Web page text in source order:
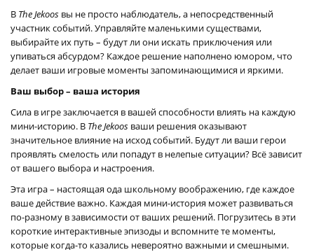
В The Jekoos вы не просто наблюдатель, а непосредственный
участник событий. Управляйте маленькими существами,
выбирайте их путь – будут ли они искать приключения или
упиваться абсурдом? Каждое решение наполнено юмором, что
делает ваши игровые моменты запоминающимися и яркими.
Ваш выбор – ваша история
Сила в игре заключается в вашей способности влиять на каждую
мини-историю. В The Jekoos ваши решения оказывают
значительное влияние на исход событий. Будут ли ваши герои
проявлять смелость или попадут в нелепые ситуации? Всё зависит
от вашего выбора и настроения.
Эта игра – настоящая ода школьному воображению, где каждое
ваше действие важно. Каждая мини-история может развиваться
по-разному в зависимости от ваших решений. Погрузитесь в эти
короткие интерактивные эпизоды и вспомните те моменты,
которые когда-то казались невероятно важными и смешными.